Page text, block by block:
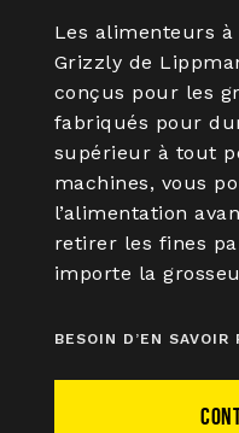
Les alimenteurs
Grizzly de
conçus pour les
fabriqués pour
supérieur à tout
machines, vous
l’alimentation
retirer les fines
importe la
BESOIN D’EN SAVOIR